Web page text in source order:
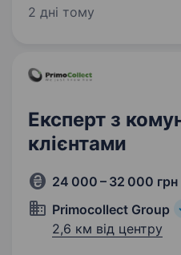
нашої країни разом!
2 дні тому
Експерт з
клієнтами
24 000 – 32 000 грн
Primocollect Group
2,6 км від центру